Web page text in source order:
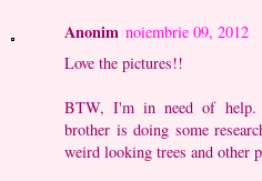
Anonim noiembrie 09, 2012
Love the pictures!!
BTW, I'm in need of help.
brother is doing some
weird looking trees and other